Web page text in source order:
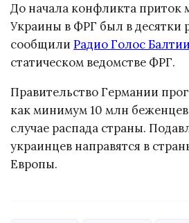
До начала конфликта приток
Украины в ФРГ был в десятки
сообщили Радио Голос Балтии
статическом ведомстве ФРГ.
Правительство Германии
как минимум 10 млн
случае распада страны.
украинцев направятся в
Европы.